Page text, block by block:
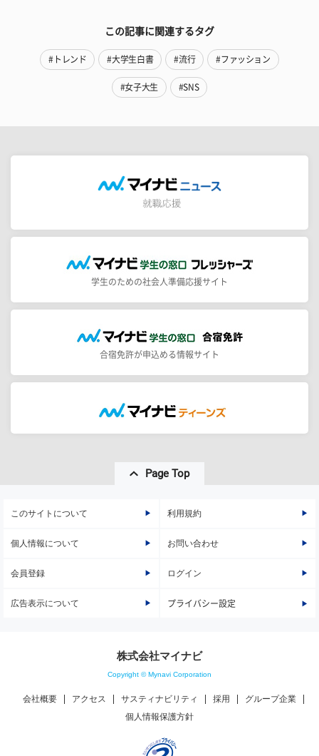
この記事に関連するタグ
#トレンド #大学生白書 #流行 #ファッション
#女子大生 #SNS
学生のための社会人準備応援サイト
合宿免許が申込める情報サイト
Page Top
このサイトについて 利用規約
個人情報について お問い合わせ
会員登録 ログイン
広告表示について プライバシー設定
株式会社マイナビ
Copyright © Mynavi Corporation
会社概要 アクセス サスティナビリティ 採用
グループ企業
個人情報保護方針